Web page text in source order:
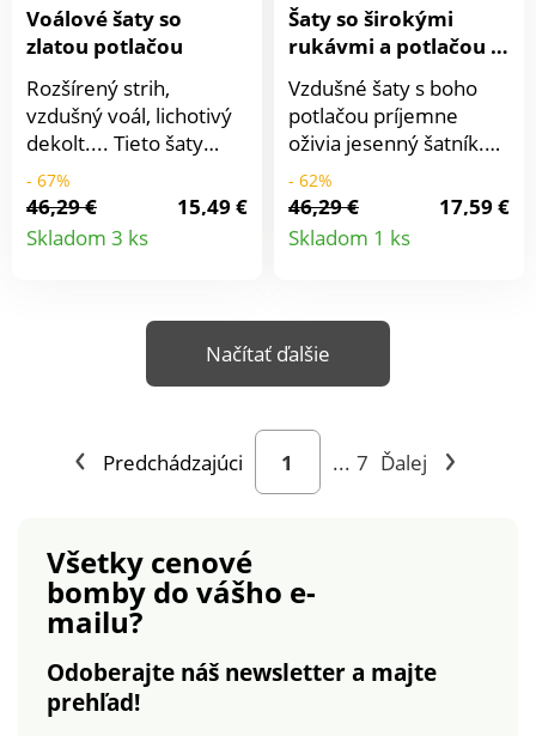
Voálové šaty so
zlatou potlačou
Rozšírený strih,
vzdušný voál, lichotivý
dekolt.... Tieto šaty
žiaria v každom
okamihu! Rozšírený,
lichotivý strih. Potlač so
zlatým leskom.
podšívky, na koncoch
rozšírený spodný lem.
- 67%
46,29 €
15,49 €
Skladom 3 ks
Detail
Šaty so širokými
rukávmi a potlačou v
boho štýle
Vzdušné šaty s boho
potlačou príjemne
oživia jesenný šatník.
Stačí ich skombinovať s
vestou alebo fluffy
svetrom, vždy budú
perfektné. Výstrih do
rukávy. V hornej časti
rukávov nariasenie.
Pod prsiami prestrih a
spodný lem. Dĺžka nad
kolená. Možno prať v
práčke.
- 62%
46,29 €
17,59 €
Skladom 1 ks
Detail
Načítať ďalšie
Predchádzajúci ... 7 Ďalej
Všetky cenové
bomby do vášho e-
mailu?
Odoberajte náš newsletter a majte
prehľad!